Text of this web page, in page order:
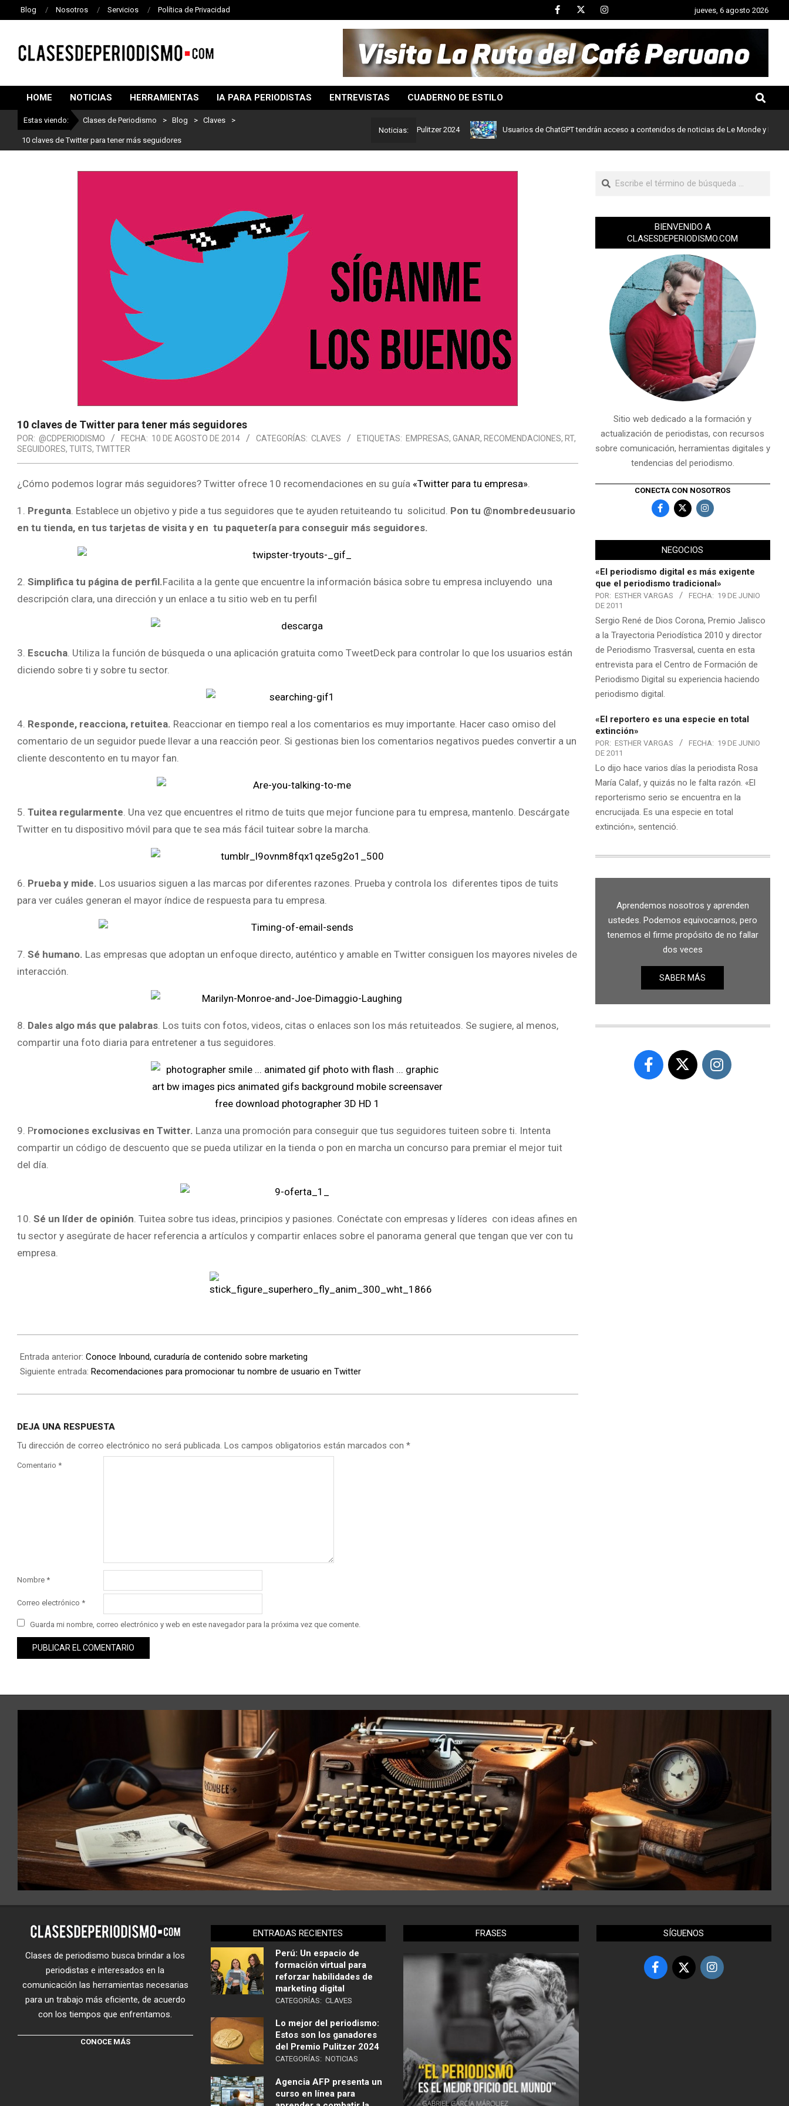
Blog Nosotros Servicios Política de Privacidad jueves, 6 agosto 2026
DE
PERIODISMO
HOME NOTICIAS HERRAMIENTAS IA PARA PERIODISTAS ENTREVISTAS CUADERNO DE ESTILO
Estas viendo: Clases de Periodismo > Blog > Claves >
10 claves de Twitter para tener más seguidores
Noticias:
Lo mejor del periodismo: Estos son los ganadores del Premio Pulitzer 2024 Usuarios de ChatGPT tendrán acceso a contenidos de noticias de Le Monde y Prisa Media
10 claves de Twitter para tener más seguidores
POR: @CDPERIODISMO FECHA: 10 DE AGOSTO DE 2014 CATEGORÍAS: CLAVES ETIQUETAS: EMPRESAS, GANAR, RECOMENDACIONES, RT,
SEGUIDORES, TUITS, TWITTER
¿Cómo podemos lograr más seguidores? Twitter ofrece 10 recomendaciones en su guía «Twitter para tu empresa».
1. Pregunta. Establece un objetivo y pide a tus seguidores que te ayuden retuiteando tu solicitud. Pon tu @nombredeusuario
en tu tienda, en tus tarjetas de visita y en tu paquetería para conseguir más seguidores.
2. Simplifica tu página de perfil.Facilita a la gente que encuentre la información básica sobre tu empresa incluyendo una
descripción clara, una dirección y un enlace a tu sitio web en tu perfil
3. Escucha. Utiliza la función de búsqueda o una aplicación gratuita como TweetDeck para controlar lo que los usuarios están
diciendo sobre ti y sobre tu sector.
4. Responde, reacciona, retuitea. Reaccionar en tiempo real a los comentarios es muy importante. Hacer caso omiso del
comentario de un seguidor puede llevar a una reacción peor. Si gestionas bien los comentarios negativos puedes convertir a un
cliente descontento en tu mayor fan.
5. Tuitea regularmente. Una vez que encuentres el ritmo de tuits que mejor funcione para tu empresa, mantenlo. Descárgate
Twitter en tu dispositivo móvil para que te sea más fácil tuitear sobre la marcha.
6. Prueba y mide. Los usuarios siguen a las marcas por diferentes razones. Prueba y controla los diferentes tipos de tuits
para ver cuáles generan el mayor índice de respuesta para tu empresa.
7. Sé humano. Las empresas que adoptan un enfoque directo, auténtico y amable en Twitter consiguen los mayores niveles de
interacción.
8. Dales algo más que palabras. Los tuits con fotos, videos, citas o enlaces son los más retuiteados. Se sugiere, al menos,
compartir una foto diaria para entretener a tus seguidores.
9. Promociones exclusivas en Twitter. Lanza una promoción para conseguir que tus seguidores tuiteen sobre ti. Intenta
compartir un código de descuento que se pueda utilizar en la tienda o pon en marcha un concurso para premiar el mejor tuit
del día.
10. Sé un líder de opinión. Tuitea sobre tus ideas, principios y pasiones. Conéctate con empresas y líderes con ideas afines en
tu sector y asegúrate de hacer referencia a artículos y compartir enlaces sobre el panorama general que tengan que ver con tu
empresa.
Entrada anterior: Conoce Inbound, curaduría de contenido sobre marketing
Siguiente entrada: Recomendaciones para promocionar tu nombre de usuario en Twitter
DEJA UNA RESPUESTA
Tu dirección de correo electrónico no será publicada. Los campos obligatorios están marcados con *
Comentario *
Nombre *
Correo electrónico *
Guarda mi nombre, correo electrónico y web en este navegador para la próxima vez que comente.
BIENVENIDO A
CLASESDEPERIODISMO.COM
Sitio web dedicado a la formación y
actualización de periodistas, con recursos
sobre comunicación, herramientas digitales y
tendencias del periodismo.
CONECTA CON NOSOTROS
NEGOCIOS
«El periodismo digital es más exigente
que el periodismo tradicional»
POR: ESTHER VARGAS FECHA: 19 DE JUNIO
DE 2011
Sergio René de Dios Corona, Premio Jalisco
a la Trayectoria Periodística 2010 y director
de Periodismo Trasversal, cuenta en esta
entrevista para el Centro de Formación de
Periodismo Digital su experiencia haciendo
periodismo digital.
«El reportero es una especie en total
extinción»
POR: ESTHER VARGAS FECHA: 19 DE JUNIO
DE 2011
Lo dijo hace varios días la periodista Rosa
María Calaf, y quizás no le falta razón. «El
reporterismo serio se encuentra en la
encrucijada. Es una especie en total
extinción», sentenció.
Aprendemos nosotros y aprenden
ustedes. Podemos equivocarnos, pero
tenemos el firme propósito de no fallar
dos veces
SABER MÁS
Clases de periodismo busca brindar a los
periodistas e interesados en la
comunicación las herramientas necesarias
para un trabajo más eficiente, de acuerdo
con los tiempos que enfrentamos.
CONOCE MÁS
ENTRADAS RECIENTES
Perú: Un espacio de
formación virtual para
reforzar habilidades de
marketing digital
CATEGORÍAS: CLAVES
Lo mejor del periodismo:
Estos son los ganadores
del Premio Pulitzer 2024
CATEGORÍAS: NOTICIAS
Agencia AFP presenta un
curso en línea para
FRASES SÍGUENOS